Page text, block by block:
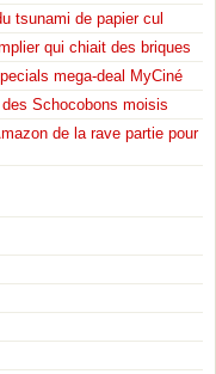
tsunami de papier cul
qui chiait des briques
mega-deal MyCiné
Schocobons moisis
de la rave partie pour